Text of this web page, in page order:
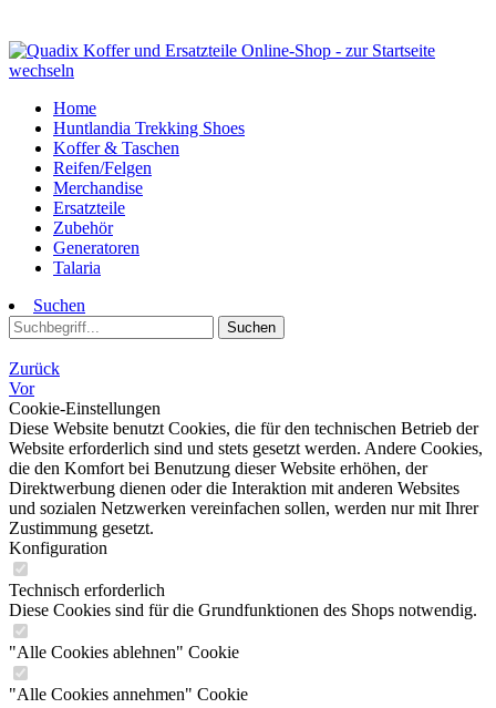
Home
Huntlandia Trekking Shoes
Koffer & Taschen
Reifen/Felgen
Merchandise
Ersatzteile
Zubehör
Generatoren
Talaria
Suchen
Suchen
Zurück
Vor
Cookie-Einstellungen
Diese Website benutzt Cookies, die für den technischen Betrieb der
Website erforderlich sind und stets gesetzt werden. Andere Cookies,
die den Komfort bei Benutzung dieser Website erhöhen, der
Direktwerbung dienen oder die Interaktion mit anderen Websites
und sozialen Netzwerken vereinfachen sollen, werden nur mit Ihrer
Zustimmung gesetzt.
Konfiguration
Technisch erforderlich
Diese Cookies sind für die Grundfunktionen des Shops notwendig.
"Alle Cookies ablehnen" Cookie
"Alle Cookies annehmen" Cookie